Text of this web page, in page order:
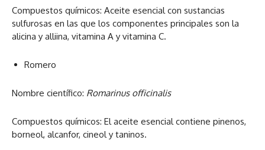
Compuestos químicos: Aceite esencial con sustancias
sulfurosas en las que los componentes principales son la
alicina y alliina, vitamina A y vitamina C.
Romero
Nombre científico: Romarinus officinalis
Compuestos químicos: El aceite esencial contiene pinenos,
borneol, alcanfor, cineol y taninos.